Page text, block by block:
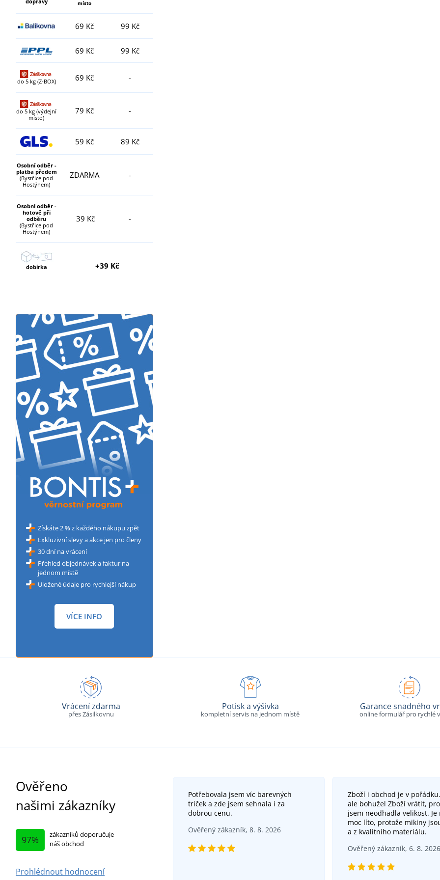
místo
69 Kč 99 Kč
69 Kč 99 Kč
do 5 kg (Z-BOX) 69 Kč -
do 5 kg (výdejní
místo)
79 Kč -
59 Kč 89 Kč
Osobní odběr -
platba předem
(Bystřice pod
Hostýnem)
ZDARMA -
Osobní odběr -
hotově při
odběru
(Bystřice pod
Hostýnem)
39 Kč -
dobírka +39 Kč
Získáte 2 % z každého nákupu zpět
Exkluzivní slevy a akce jen pro členy
30 dní na vrácení
Přehled objednávek a faktur na
jednom místě
Uložené údaje pro rychlejší nákup
VÍCE INFO
Vrácení zdarma
přes Zásilkovnu
Potisk a výšivka
kompletní servis na jednom místě
Garance snadného
online formulář pro rychlé
Ověřeno
našimi zákazníky
97%
zákazníků doporučuje
náš obchod
Prohlédnout hodnocení
Potřebovala jsem víc barevných
triček a zde jsem sehnala i za
dobrou cenu.
Ověřený zákazník, 8. 8. 2026
Zboží i obchod je v
ale bohužel Zboží vrátit,
jsem neodhadla velikost. Je
moc líto, protože mikiny
a z kvalitního materiálu.
Ověřený zákazník, 6. 8.